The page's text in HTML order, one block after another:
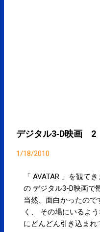
デジタル3‐D映画 2
1/18/2010
「 AVATAR 」を観て
の デジタル3-D映画で
当然、面白かったので
く、 その場にいるよ
にどんどん引き込まれ